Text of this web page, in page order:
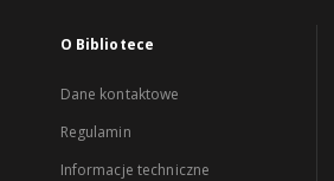
O Bibliotece
Dane kontaktowe
Regulamin
Informacje techniczne